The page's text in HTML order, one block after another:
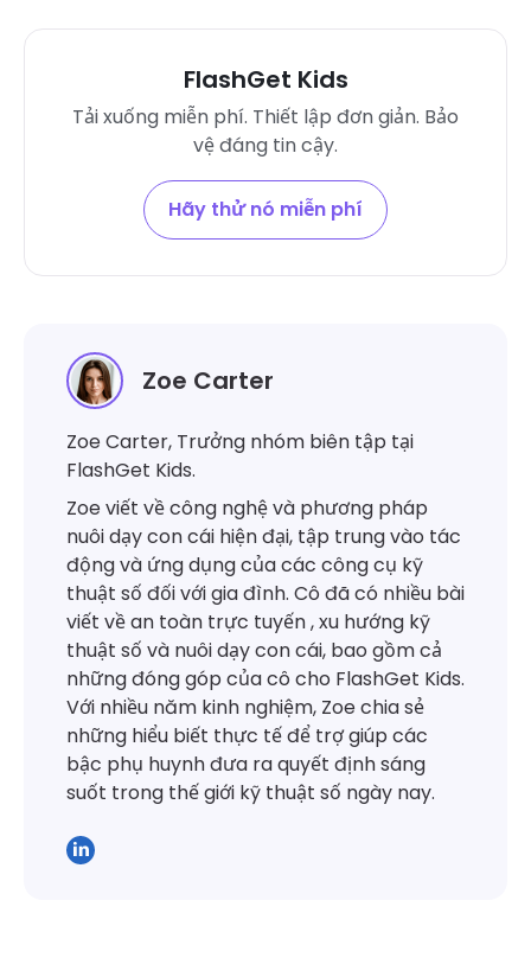
FlashGet Kids
Tải xuống miễn phí. Thiết lập đơn giản. Bảo
vệ đáng tin cậy.
Hãy thử nó miễn phí
Zoe Carter
Zoe Carter, Trưởng nhóm biên tập tại
FlashGet Kids.
Zoe viết về công nghệ và phương pháp
nuôi dạy con cái hiện đại, tập trung vào tác
động và ứng dụng của các công cụ kỹ
thuật số đối với gia đình. Cô đã có nhiều bài
viết về an toàn trực tuyến , xu hướng kỹ
thuật số và nuôi dạy con cái, bao gồm cả
những đóng góp của cô cho FlashGet Kids.
Với nhiều năm kinh nghiệm, Zoe chia sẻ
những hiểu biết thực tế để trợ giúp các
bậc phụ huynh đưa ra quyết định sáng
suốt trong thế giới kỹ thuật số ngày nay.